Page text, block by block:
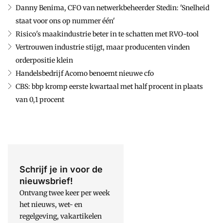
Danny Benima, CFO van netwerkbeheerder Stedin: 'Snelheid
staat voor ons op nummer één'
Risico's maakindustrie beter in te schatten met RVO-tool
Vertrouwen industrie stijgt, maar producenten vinden
orderpositie klein
Handelsbedrijf Acomo benoemt nieuwe cfo
CBS: bbp kromp eerste kwartaal met half procent in plaats
van 0,1 procent
Schrijf je in voor de
nieuwsbrief!
Ontvang twee keer per week
het nieuws, wet- en
regelgeving, vakartikelen